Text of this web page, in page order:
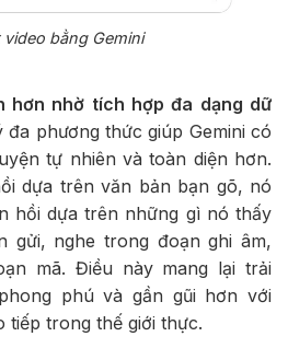
video bằng Gemini
hơn nhờ tích hợp đa dạng dữ
đa phương thức giúp Gemini có
tự nhiên và toàn diện hơn.
dựa trên văn bản bạn gõ, nó
hồi dựa trên những gì nó thấy
gửi, nghe trong đoạn ghi âm,
mã. Điều này mang lại trải
phú và gần gũi hơn với
tiếp trong thế giới thực.